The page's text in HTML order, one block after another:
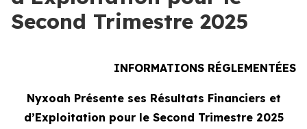
Second Trimestre 2025
INFORMATIONS RÉGLEMENTÉES
Nyxoah Présente ses Résultats Financiers et
d’Exploitation pour le Second Trimestre 2025